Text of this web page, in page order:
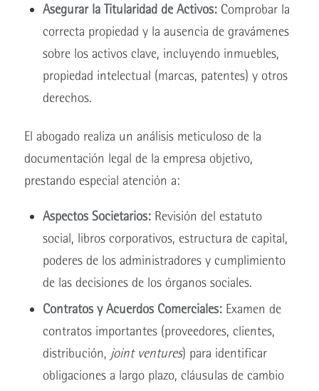
Asegurar la Titularidad de Activos:Comprobar la
correcta propiedad y la ausencia de gravámenes
sobre los activos clave, incluyendo inmuebles,
propiedad intelectual (marcas, patentes) y otros
derechos.
El abogado realiza un análisis meticuloso de la
documentación legal de la empresa objetivo,
prestando especial atención a:
Aspectos Societarios:Revisión del estatuto
social, libros corporativos, estructura de capital,
poderes de los administradores y cumplimiento
de las decisiones de los órganos sociales.
Contratos y Acuerdos Comerciales:Examen de
contratos importantes (proveedores, clientes,
distribución, joint ventures) para identificar
obligaciones a largo plazo, cláusulas de cambio